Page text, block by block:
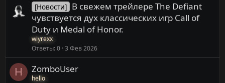
[Новости] В свежем трейлере The Defiant
чувствуется дух классических игр Call of
Duty и Medal of Honor.
wiyrexx
Ответы 0 3 Фев 2026
H ZomboUser
hello